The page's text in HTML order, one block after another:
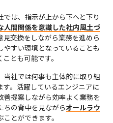
は、指示が上から下へと下り
人間関係を意識した社内風土づ
見交換をしながら業務を進めら
すい環境となっていることも
とも可能です。
当社では何事も主体的に取り組
。活躍しているエンジニアに
善提案しながら効率よく業務を
ちの背中を見ながらオールラウ
ことができます。